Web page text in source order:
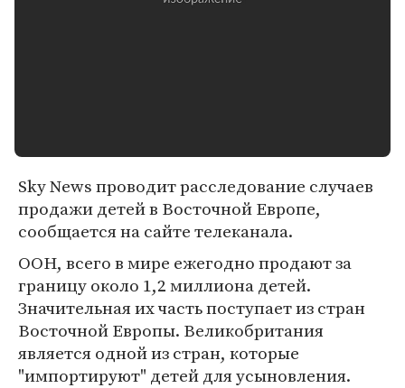
Sky News проводит расследование случаев
продажи детей в Восточной Европе,
сообщается на сайте телеканала.
ООН, всего в мире ежегодно продают за
границу около 1,2 миллиона детей.
Значительная их часть поступает из стран
Восточной Европы. Великобритания
является одной из стран, которые
"импортируют" детей для усыновления.